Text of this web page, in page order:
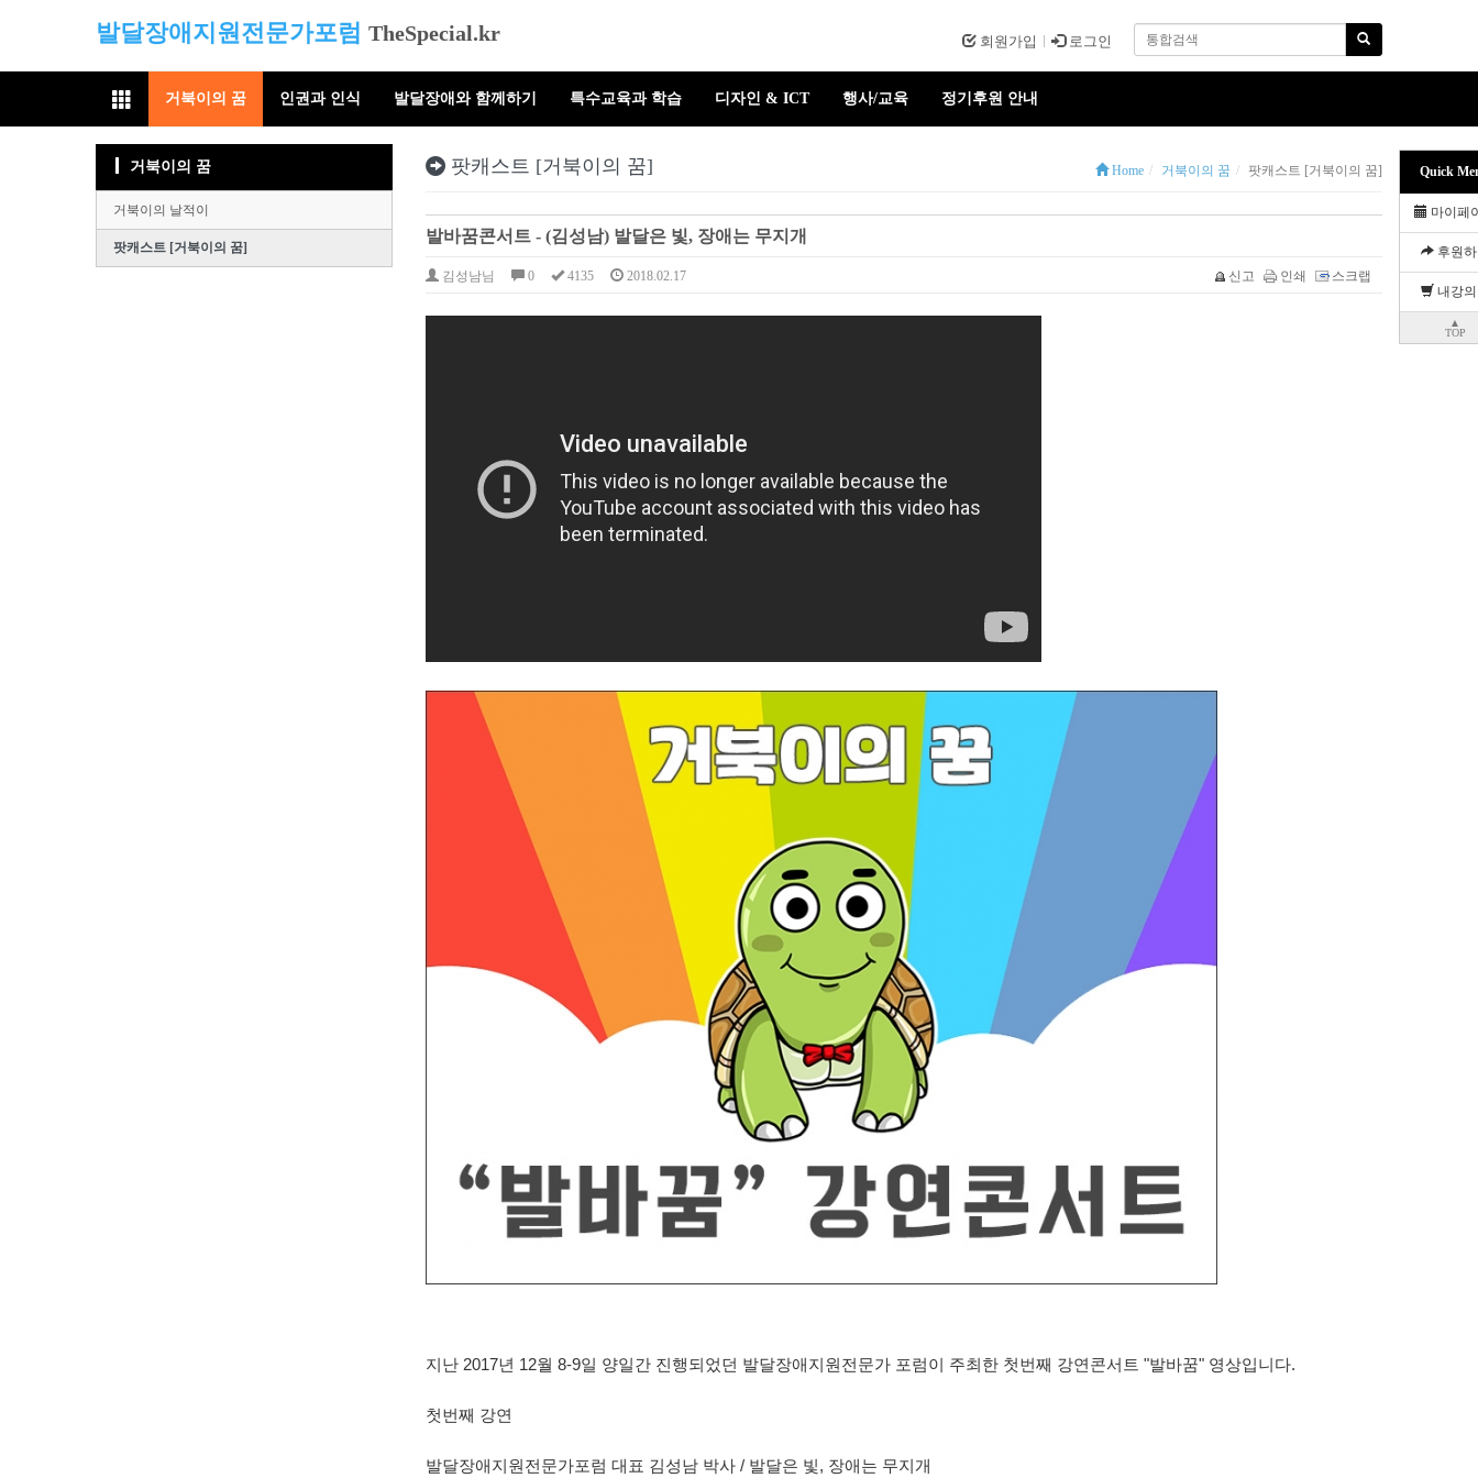
발달장애지원전문가포럼 TheSpecial.kr 회원가입 로그인
거북이의 꿈 인권과 인식 발달장애와 함께하기 특수교육과 학습 디자인 & ICT 행사/교육 정기후원 안내
팟캐스트 [거북이의 꿈] Home 거북이의 꿈 팟캐스트 [거북이의 꿈]
발바꿈콘서트 - (김성남) 발달은 빛, 장애는 무지개
김성남님 0 4135 2018.02.17 신고 인쇄 스크랩
지난 2017년 12월 8-9일 양일간 진행되었던 발달장애지원전문가 포럼이 주최한 첫번째 강연콘서트 "발바꿈" 영상입니다.
첫번째 강연
발달장애지원전문가포럼 대표 김성남 박사 / 발달은 빛, 장애는 무지개
거북이의 꿈
거북이의 날적이
팟캐스트 [거북이의 꿈]
Quick
마이페
후원하
내강
▲
TOP